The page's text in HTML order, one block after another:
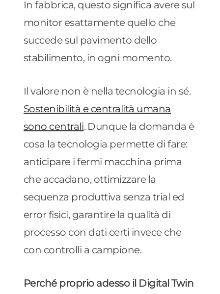
In fabbrica, questo significa avere sul
monitor esattamente quello che
succede sul pavimento dello
stabilimento, in ogni momento.
Il valore non è nella tecnologia in sé.
Sostenibilità e centralità umana
sono centrali. Dunque la domanda è
cosa la tecnologia permette di fare:
anticipare i fermi macchina prima
che accadano, ottimizzare la
sequenza produttiva senza trial ed
error fisici, garantire la qualità di
processo con dati certi invece che
con controlli a campione.
Perché proprio adesso il Digital Twin